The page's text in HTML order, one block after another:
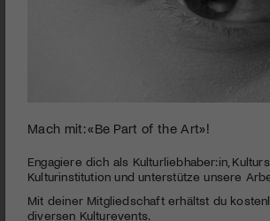
seconds
hour,
34
J.S.Bachstiftung | Die Chaconne d-
Solo von Johann Sebastian Bach
PUBLIZIERT AM 11. SEPTEMBER 2020
Mach mit: «Be Part of the Art»!
Engagiere dich als Kulturliebhaber:in,
Kulturinstitution und unterstütze unsere
Mit deiner Mitgliedschaft erhältst du
diversen Kulturevents.